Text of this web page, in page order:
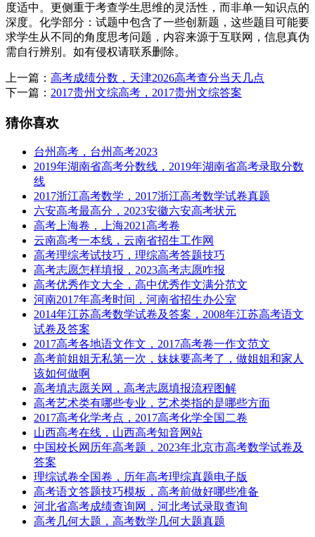
度适中。更侧重于考查学生思维的灵活性，而非单一知识点的
深度。化学部分：试题中包含了一些创新题，这些题目可能要
求学生从不同的角度思考问题，内容来源于互联网，信息真伪
需自行辨别。如有侵权请联系删除。
上一篇： 高考成绩分数，天津2026高考查分当天几点
下一篇： 2017贵州文综高考，2017贵州文综答案
猜你喜欢
台州高考，台州高考2023
2019年湖南省高考分数线，2019年湖南省高考录取分数
线
2017浙江高考数学，2017浙江高考数学试卷真题
六安高考最高分，2023安徽六安高考状元
高考上海卷，上海2021高考卷
云南高考一本线，云南省招生工作网
高考理综考试技巧，理综高考答题技巧
高考志愿怎样填报，2023高考志愿咋报
高考优秀作文大全，高中优秀作文满分范文
河南2017年高考时间，河南省招生办公室
2014年江苏高考数学试卷及答案，2008年江苏高考语文
试卷及答案
2017高考各地语文作文，2017高考卷一作文范文
高考前姐姐无私第一次，妹妹要高考了，做姐姐和家人
该如何做啊
高考填志愿关网，高考志愿填报流程图解
高考艺术类有哪些专业，艺术类指的是哪些方面
2017高考化学考点，2017高考化学全国二卷
山西高考在线，山西高考知音网站
中国校长网历年高考题，2023年北京市高考数学试卷及
答案
理综试卷全国卷，历年高考理综真题电子版
高考语文答题技巧模板，高考前做好哪些准备
河北省高考成绩查询网，河北考试录取查询
高考几何大题，高考数学几何大题真题